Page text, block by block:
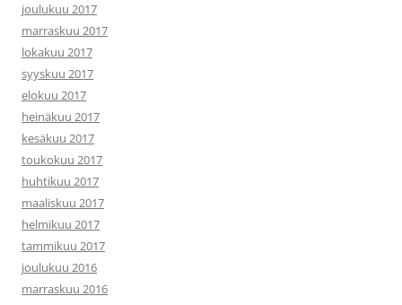
joulukuu 2017
marraskuu 2017
lokakuu 2017
syyskuu 2017
elokuu 2017
heinäkuu 2017
kesäkuu 2017
toukokuu 2017
huhtikuu 2017
maaliskuu 2017
helmikuu 2017
tammikuu 2017
joulukuu 2016
marraskuu 2016